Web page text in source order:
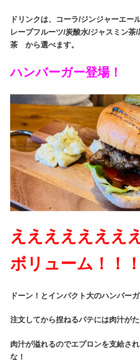
ドリンクは、コーラ/ジンジャーエー
レープフルーツ/炭酸水/ジャスミン茶
茶 から選べます。
ハンバーガー登場！
えええええええ
ボリューム！！！
ドーン！とインパクト大のハンバーガ
注文してから捏ねるパテには肉汁がた
肉汁が溢れるのでエプロンを支給さ
な！